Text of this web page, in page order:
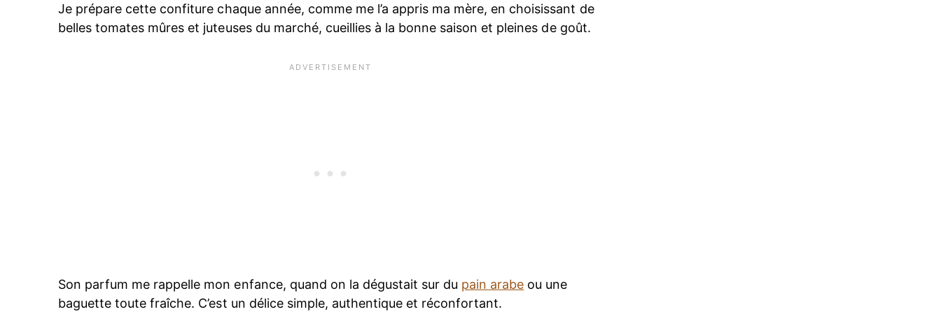
Je prépare cette confiture chaque année, comme me l’a appris ma mère, en choisissant de
belles tomates mûres et juteuses du marché, cueillies à la bonne saison et pleines de goût.
Son parfum me rappelle mon enfance, quand on la dégustait sur du pain arabe ou une
baguette toute fraîche. C’est un délice simple, authentique et réconfortant.